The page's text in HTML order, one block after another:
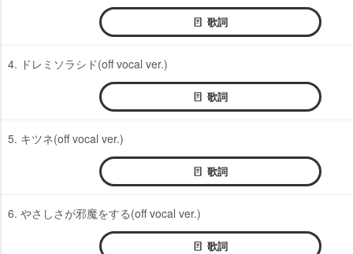
歌詞
4. ドレミソラシド(off vocal ver.)
歌詞
5. キツネ(off vocal ver.)
歌詞
6. やさしさが邪魔をする(off vocal ver.)
歌詞